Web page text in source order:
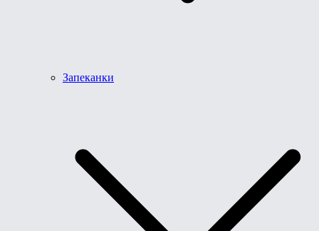
Запеканки